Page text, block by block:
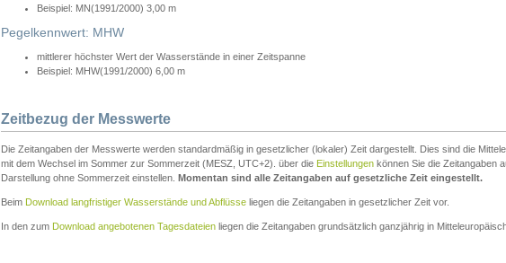
Beispiel: MN(1991/2000) 3,00 m
Pegelkennwert: MHW
mittlerer höchster Wert der Wasserstände in einer Zeitspanne
Beispiel: MHW(1991/2000) 6,00 m
Zeitbezug der Messwerte
Die Zeitangaben der Messwerte werden standardmäßig in gesetzlicher (lokaler) Zeit dargestellt. Dies sind die
mit dem Wechsel im Sommer zur Sommerzeit (MESZ, UTC+2). über die Einstellungen können Sie die Zeitangaben
Darstellung ohne Sommerzeit einstellen. Momentan sind alle Zeitangaben auf gesetzliche Zeit eingestellt.
Beim Download langfristiger Wasserstände und Abflüsse liegen die Zeitangaben in gesetzlicher Zeit vor.
In den zum Download angebotenen Tagesdateien liegen die Zeitangaben grundsätzlich ganzjährig in